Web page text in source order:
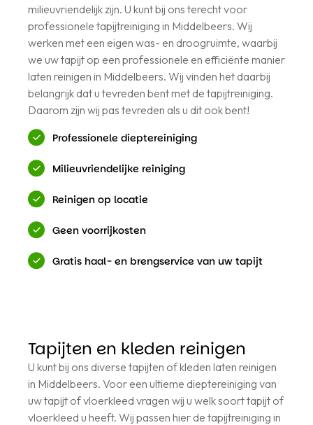
milieuvriendelijk zijn. U kunt bij ons terecht voor
professionele tapijtreiniging in Middelbeers. Wij
werken met een eigen was- en droogruimte, waarbij
we uw tapijt op een professionele en efficiënte manier
laten reinigen in Middelbeers. Wij vinden het daarbij
belangrijk dat u tevreden bent met de tapijtreiniging.
Daarom zijn wij pas tevreden als u dit ook bent!
Professionele dieptereiniging
Milieuvriendelijke reiniging
Reinigen op locatie
Geen voorrijkosten
Gratis haal- en brengservice van uw tapijt
Tapijten en kleden reinigen
U kunt bij ons diverse tapijten of kleden laten reinigen
in Middelbeers. Voor een ultieme dieptereiniging van
uw tapijt of vloerkleed vragen wij u welk soort tapijt of
vloerkleed u heeft. Wij passen hier de tapijtreiniging in